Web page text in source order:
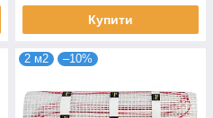
Купити
2 м2 –10%